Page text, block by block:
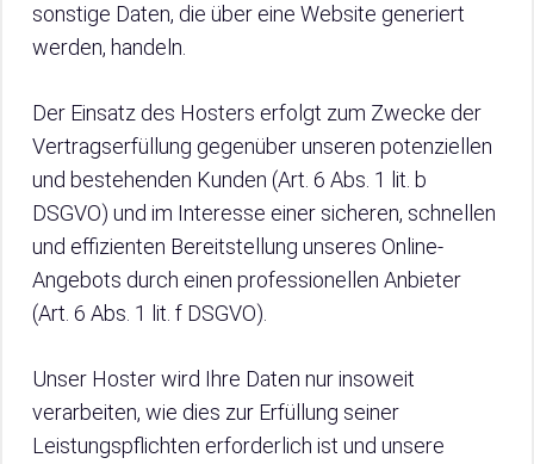
sonstige Daten, die über eine Website generiert
werden, handeln.
Der Einsatz des Hosters erfolgt zum Zwecke der
Vertragserfüllung gegenüber unseren potenziellen
und bestehenden Kunden (Art. 6 Abs. 1 lit. b
DSGVO) und im Interesse einer sicheren, schnellen
und effizienten Bereitstellung unseres Online-
Angebots durch einen professionellen Anbieter
(Art. 6 Abs. 1 lit. f DSGVO).
Unser Hoster wird Ihre Daten nur insoweit
verarbeiten, wie dies zur Erfüllung seiner
Leistungspflichten erforderlich ist und unsere